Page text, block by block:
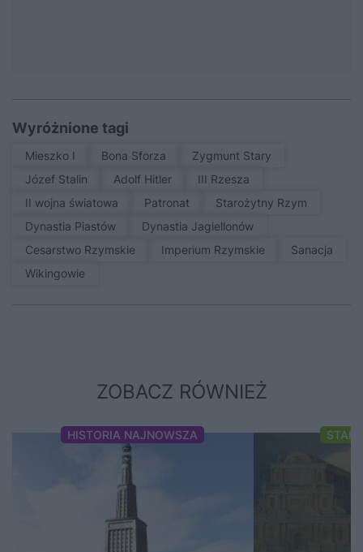
Wyróżnione tagi
Mieszko I Bona Sforza
Zygmunt Stary
Józef Stalin
Adolf Hitler
III Rzesza
II wojna światowa
patronat
Starożytny Rzym
Dynastia Piastów
Dynastia Jagiellonów
Cesarstwo Rzymskie
Imperium Rzymskie
sanacja
Wikingowie
ZOBACZ RÓWNIEŻ
HISTORIA NAJNOWSZA